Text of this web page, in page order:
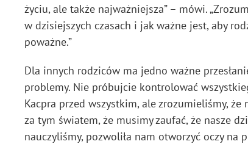
życiu, ale także najważniejsza” – mówi.
w dzisiejszych czasach i jak ważne jest, aby
poważne.”
Dla innych rodziców ma jedno ważne
problemy. Nie próbujcie kontrolować
Kacpra przed wszystkim, ale zrozumieliśmy,
za tym światem, że musimy zaufać, że nasze
nauczyliśmy, pozwoliła nam otworzyć oczy na